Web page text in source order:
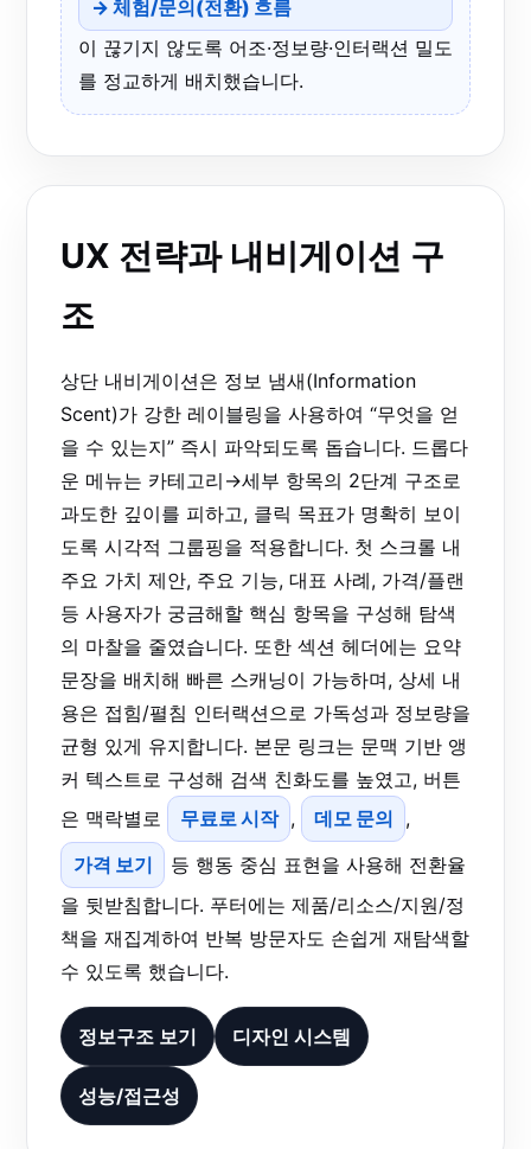
→ 체험/문의(전환) 흐름
이 끊기지 않도록 어조·정보량·인터랙션 밀도
를 정교하게 배치했습니다.
UX 전략과 내비게이션 구
조
상단 내비게이션은 정보 냄새(Information
Scent)가 강한 레이블링을 사용하여 “무엇을 얻
을 수 있는지” 즉시 파악되도록 돕습니다. 드롭다
운 메뉴는 카테고리→세부 항목의 2단계 구조로
과도한 깊이를 피하고, 클릭 목표가 명확히 보이
도록 시각적 그룹핑을 적용합니다. 첫 스크롤 내
주요 가치 제안, 주요 기능, 대표 사례, 가격/플랜
등 사용자가 궁금해할 핵심 항목을 구성해 탐색
의 마찰을 줄였습니다. 또한 섹션 헤더에는 요약
문장을 배치해 빠른 스캐닝이 가능하며, 상세 내
용은 접힘/펼침 인터랙션으로 가독성과 정보량을
균형 있게 유지합니다. 본문 링크는 문맥 기반 앵
커 텍스트로 구성해 검색 친화도를 높였고, 버튼
은 맥락별로
무료로 시작 , 데모 문의
,
가격 보기
등 행동 중심 표현을 사용해 전환율
을 뒷받침합니다. 푸터에는 제품/리소스/지원/정
책을 재집계하여 반복 방문자도 손쉽게 재탐색할
수 있도록 했습니다.
정보구조 보기 디자인 시스템
성능/접근성